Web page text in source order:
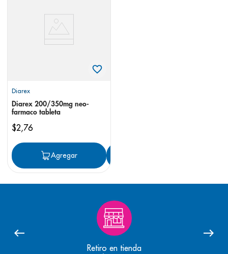
Diarex
Diarex 200/350mg neo-
farmaco tableta
$2,76
Agregar
Retiro en tienda
pediasure
desodorante